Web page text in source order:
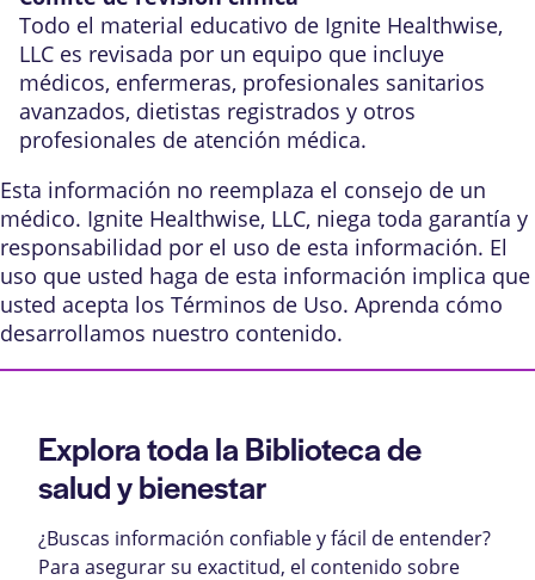
Todo el material educativo de Ignite Healthwise,
LLC es revisada por un equipo que incluye
médicos, enfermeras, profesionales sanitarios
avanzados, dietistas registrados y otros
profesionales de atención médica.
Esta información no reemplaza el consejo de un
médico. Ignite Healthwise, LLC, niega toda garantía y
responsabilidad por el uso de esta información. El
uso que usted haga de esta información implica que
usted acepta los Términos de Uso. Aprenda cómo
desarrollamos nuestro contenido.
Explora toda la Biblioteca de
salud y bienestar
¿Buscas información confiable y fácil de entender?
Para asegurar su exactitud, el contenido sobre